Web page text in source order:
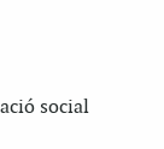
social